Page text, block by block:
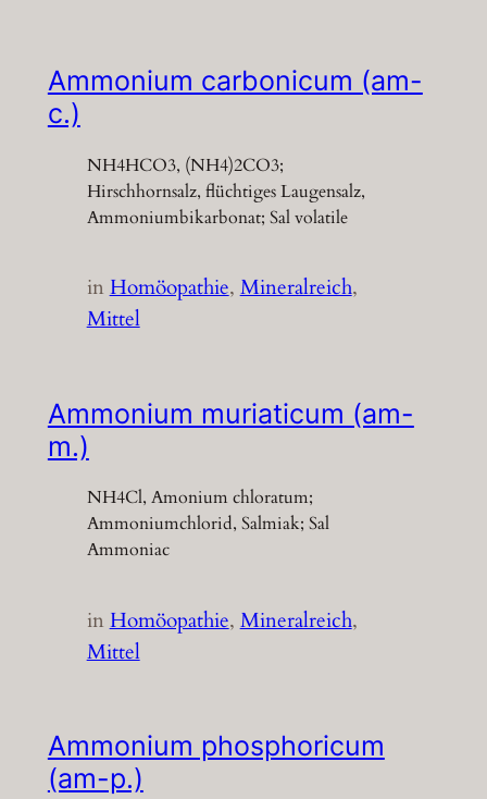
Ammonium carbonicum (am-
c.)
NH4HCO3, (NH4)2CO3;
Hirschhornsalz, flüchtiges Laugensalz,
Ammoniumbikarbonat; Sal volatile
inHomöopathie, Mineralreich
Mittel
Ammonium muriaticum (am-
m.)
NH4Cl, Amonium chloratum;
Ammoniumchlorid, Salmiak; Sal
Ammoniac
inHomöopathie, Mineralreich
Mittel
Ammonium phosphoricum
(am-p.)